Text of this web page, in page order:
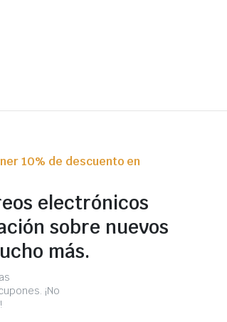
10% de descuento en
electrónicos
sobre nuevos
más.
¡No